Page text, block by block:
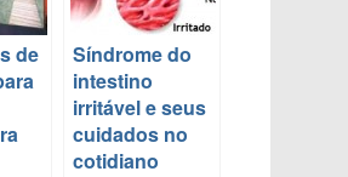
de
Síndrome do
intestino
irritável e seus
cuidados no
cotidiano